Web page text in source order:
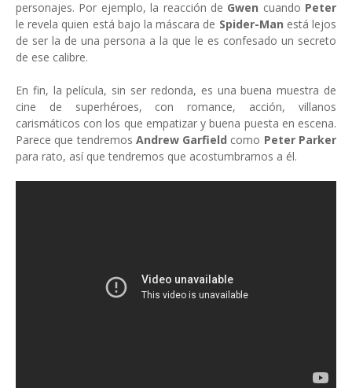
personajes. Por ejemplo, la reacción de Gwen cuando Peter
le revela quien está bajo la máscara de Spider-Man está lejos
de ser la de una persona a la que le es confesado un secreto
de ese calibre.
En fin, la película, sin ser redonda, es una buena muestra de
cine de superhéroes, con romance, acción, villanos
carismáticos con los que empatizar y buena puesta en escena.
Parece que tendremos Andrew Garfield como Peter Parker
para rato, así que tendremos que acostumbrarnos a él.